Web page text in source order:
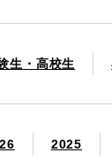
生・高校生
2025